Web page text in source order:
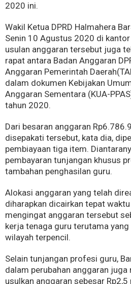
2020 ini.
Wakil Ketua DPRD Halmahera
Senin 10 Agustus 2020 di kantor
usulan anggaran tersebut juga
rapat antara Badan Anggaran
Anggaran Pemerintah
dalam dokumen Kebijakan
Anggaran Sementara (KUA-
tahun 2020.
Dari besaran anggaran
disepakati tersebut, kata dia,
pembiayaan tiga item.
pembayaran tunjangan khusus
tambahan penghasilan guru.
Alokasi anggaran yang telah
diharapkan dicairkan tepat
mengingat anggaran tersebut
kerja tenaga guru terutama
wilayah terpencil.
Selain tunjangan profesi guru,
dalam perubahan anggaran juga
usulkan anggaran sebesar